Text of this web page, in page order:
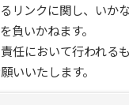
リンクに関し、いか
負いかねます。
において行われるも
いいたします。